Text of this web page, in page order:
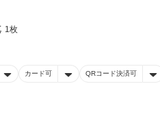
1枚
カード可 QRコード決済可